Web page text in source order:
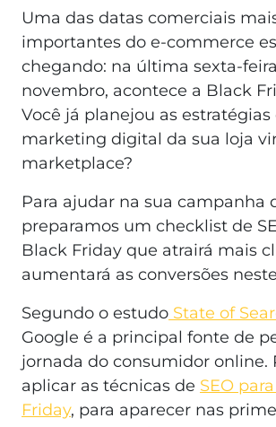
Uma das datas comerciais
importantes do e-commerce
chegando: na última sexta-
novembro, acontece a Black
Você já planejou as estratégias
marketing digital da sua loja
marketplace?
Para ajudar na sua campanha
preparamos um checklist de
Black Friday que atrairá mais
aumentará as conversões
Segundo o estudo State of
Google é a principal fonte de
jornada do consumidor online.
aplicar as técnicas de SEO
Friday, para aparecer nas